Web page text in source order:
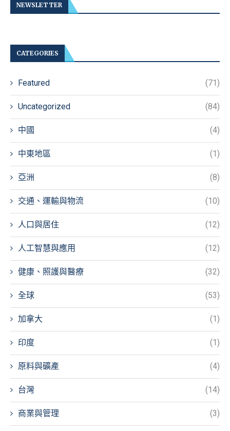
NEWSLETTER
CATEGORIES
Featured (71)
Uncategorized (84)
中國 (4)
中東地區 (1)
亞洲 (8)
交通、運輸與物流 (10)
人口與居住 (12)
人工智慧與應用 (12)
健康、照護與醫療 (32)
全球 (53)
加拿大 (1)
印度 (1)
原料與礦產 (4)
台灣 (14)
商業與管理 (3)